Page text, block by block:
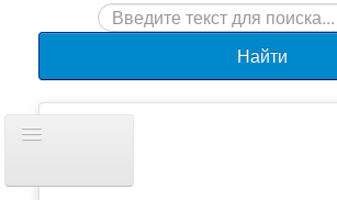
Искать...
Найти
навигацию